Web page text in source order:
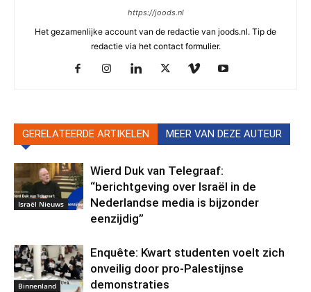
https://joods.nl
Het gezamenlijke account van de redactie van joods.nl. Tip de
redactie via het contact formulier.
GERELATEERDE ARTIKELEN MEER VAN DEZE AUTEUR
Israël Nieuws
Wierd Duk van Telegraaf:
“berichtgeving over Israël in de
Nederlandse media is bijzonder
eenzijdig”
Binnenland
Enquête: Kwart studenten voelt zich
onveilig door pro-Palestijnse
demonstraties